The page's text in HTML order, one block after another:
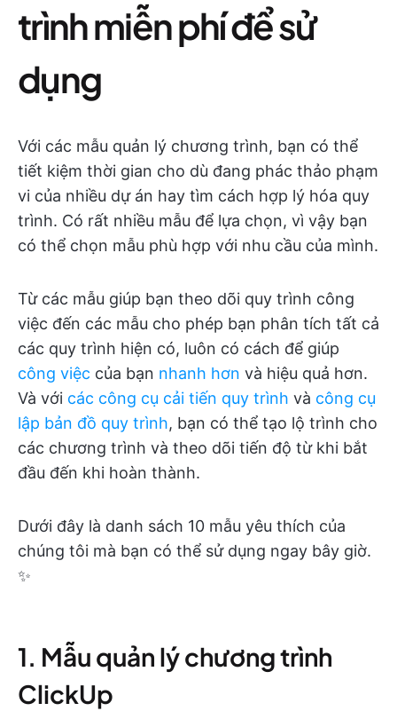
trình miễn phí để sử
dụng
Với các mẫu quản lý chương trình, bạn có thể
tiết kiệm thời gian cho dù đang phác thảo phạm
vi của nhiều dự án hay tìm cách hợp lý hóa quy
trình. Có rất nhiều mẫu để lựa chọn, vì vậy bạn
có thể chọn mẫu phù hợp với nhu cầu của mình.
Từ các mẫu giúp bạn theo dõi quy trình công
việc đến các mẫu cho phép bạn phân tích tất cả
các quy trình hiện có, luôn có cách để giúp
công việc của bạn nhanh hơn và hiệu quả hơn.
Và với các công cụ cải tiến quy trình và công cụ
lập bản đồ quy trình, bạn có thể tạo lộ trình cho
các chương trình và theo dõi tiến độ từ khi bắt
đầu đến khi hoàn thành.
Dưới đây là danh sách 10 mẫu yêu thích của
chúng tôi mà bạn có thể sử dụng ngay bây giờ.
✨
1. Mẫu quản lý chương trình
ClickUp